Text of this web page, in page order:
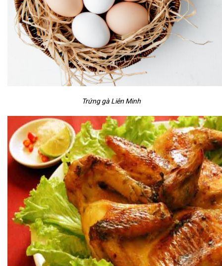
Trứng gà Liên Minh​